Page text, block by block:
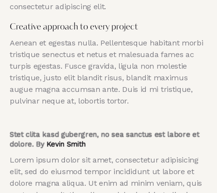
consectetur adipiscing elit.
Creative approach to every project
Aenean et egestas nulla. Pellentesque habitant morbi
tristique senectus et netus et malesuada fames ac
turpis egestas. Fusce gravida, ligula non molestie
tristique, justo elit blandit risus, blandit maximus
augue magna accumsan ante. Duis id mi tristique,
pulvinar neque at, lobortis tortor.
Stet clita kasd gubergren, no sea sanctus est labore et
dolore. By Kevin Smith
Lorem ipsum dolor sit amet, consectetur adipisicing
elit, sed do eiusmod tempor incididunt ut labore et
dolore magna aliqua. Ut enim ad minim veniam, quis